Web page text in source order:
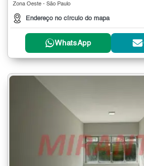
Zona Oeste - São Paulo
Endereço no círculo do mapa
WhatsApp